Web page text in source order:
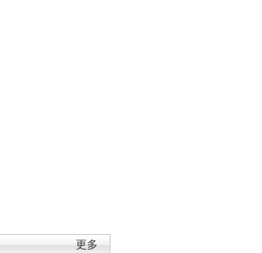
更多